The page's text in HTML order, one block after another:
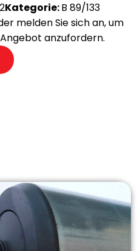
Kategorie:B 89/133
melden Sie sich an, um
anzufordern.